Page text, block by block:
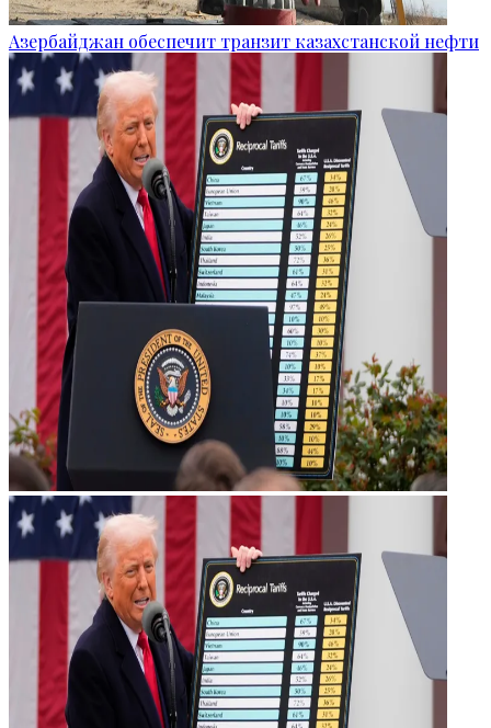
Азербайджан обеспечит транзит казахстанской нефти